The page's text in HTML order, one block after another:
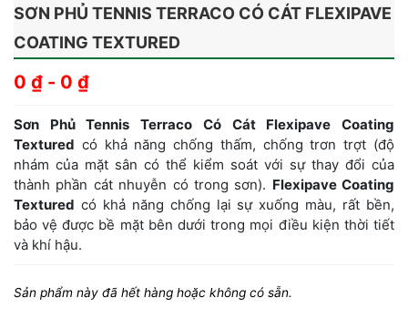
SƠN PHỦ TENNIS TERRACO CÓ CÁT FLEXIPAVE
COATING TEXTURED
0 ₫ - 0 ₫
Sơn Phủ Tennis Terraco Có Cát Flexipave Coating
Textured có khả năng chống thấm, chống trơn trợt (độ
nhám của mặt sân có thể kiểm soát với sự thay đổi của
thành phần cát nhuyễn có trong sơn). Flexipave Coating
Textured có khả năng chống lại sự xuống màu, rất bền,
bảo vệ được bề mặt bên dưới trong mọi điều kiện thời tiết
và khí hậu.
Sản phẩm này đã hết hàng hoặc không có sẵn.